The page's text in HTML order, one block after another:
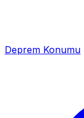
Deprem Konumu